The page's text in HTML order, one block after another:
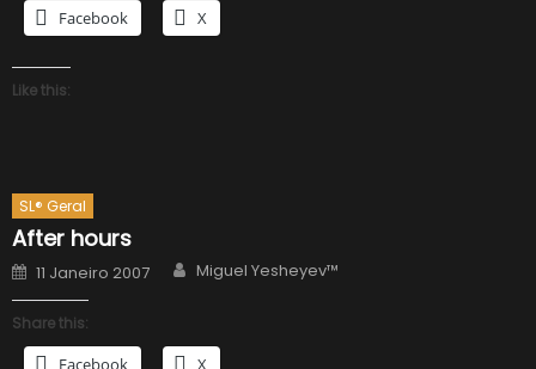
Facebook X
Like this:
SL® Geral
After hours
Posted
on
11 Janeiro 2007 Author
Miguel Yesheyev™
Share this:
Facebook X